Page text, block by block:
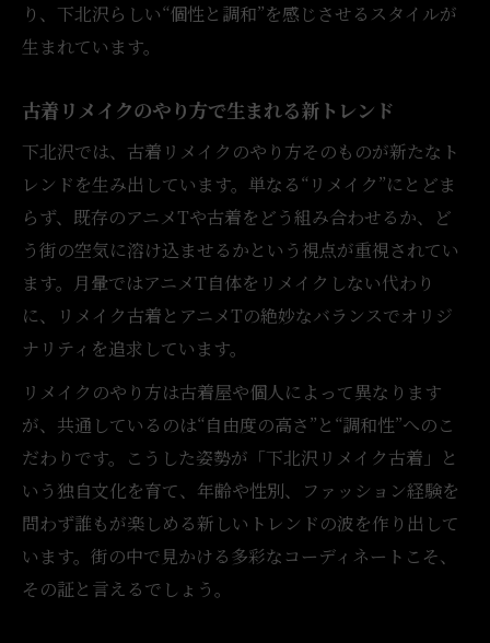
り、下北沢らしい“個性と調和”を感じさせるスタイルが
生まれています。
古着リメイクのやり方で生まれる新トレンド
下北沢では、古着リメイクのやり方そのものが新たなト
レンドを生み出しています。単なる“リメイク”にとどま
らず、既存のアニメTや古着をどう組み合わせるか、ど
う街の空気に溶け込ませるかという視点が重視されてい
ます。月暈ではアニメT自体をリメイクしない代わり
に、リメイク古着とアニメTの絶妙なバランスでオリジ
ナリティを追求しています。
リメイクのやり方は古着屋や個人によって異なります
が、共通しているのは“自由度の高さ”と“調和性”へのこ
だわりです。こうした姿勢が「下北沢リメイク古着」と
いう独自文化を育て、年齢や性別、ファッション経験を
問わず誰もが楽しめる新しいトレンドの波を作り出して
います。街の中で見かける多彩なコーディネートこそ、
その証と言えるでしょう。